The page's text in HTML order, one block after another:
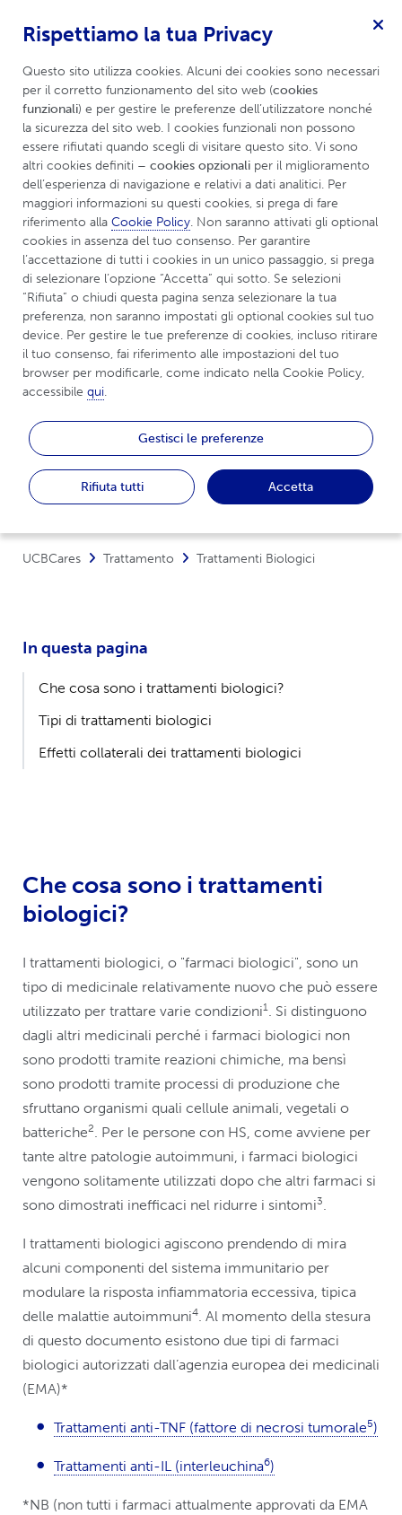
Per idrosadenite suppurativa
Menu
Trattamenti biologici per
l'idrosadenite suppurativa
Ulteriori informazioni sui trattamenti biologici
UCBCares Trattamento Trattamenti Biologici
Che cosa sono i trattamenti
biologici?
I trattamenti biologici, o "farmaci biologici", sono un
tipo di medicinale relativamente nuovo che può essere
utilizzato per trattare varie condizioni1
. Si distinguono
dagli altri medicinali perché i farmaci biologici non
sono prodotti tramite reazioni chimiche, ma bensì
sono prodotti tramite processi di produzione che
sfruttano organismi quali cellule animali, vegetali o
batteriche2
. Per le persone con HS, come avviene per
tante altre patologie autoimmuni, i farmaci biologici
vengono solitamente utilizzati dopo che altri farmaci si
sono dimostrati inefficaci nel ridurre i sintomi3
I trattamenti biologici agiscono prendendo di mira
alcuni componenti del sistema immunitario per
modulare la risposta infiammatoria eccessiva, tipica
delle malattie autoimmuni4 . Al momento della stesura
di questo documento esistono due tipi di farmaci
biologici autorizzati dall’agenzia europea dei medicinali
(EMA)*
Trattamenti anti-TNF (fattore di necrosi tumorale5)
Trattamenti anti-IL (interleuchina6)
*NB (non tutti i farmaci attualmente approvati da EMA
In questa pagina
Che cosa sono i trattamenti biologici?
Tipi di trattamenti biologici
Effetti collaterali dei trattamenti biologici
Rispettiamo la tua Privacy
Questo sito utilizza cookies. Alcuni dei cookies sono necessari
per il corretto funzionamento del sito web (cookies
funzionali) e per gestire le preferenze dell’utilizzatore nonché
la sicurezza del sito web. I cookies funzionali non possono
essere rifiutati quando scegli di visitare questo sito. Vi sono
altri cookies definiti – cookies opzionali per il miglioramento
dell’esperienza di navigazione e relativi a dati analitici. Per
maggiori informazioni su questi cookies, si prega di fare
riferimento alla Cookie Policy. Non saranno attivati gli optional
cookies in assenza del tuo consenso. Per garantire
l’accettazione di tutti i cookies in un unico passaggio, si prega
di selezionare l’opzione “Accetta” qui sotto. Se selezioni
“Rifiuta” o chiudi questa pagina senza selezionare la tua
preferenza, non saranno impostati gli optional cookies sul tuo
device. Per gestire le tue preferenze di cookies, incluso ritirare
il tuo consenso, fai riferimento alle impostazioni del tuo
browser per modificarle, come indicato nella Cookie Policy,
accessibile qui.
Rifiuta tutti
Gestisci le preferenze
Accetta